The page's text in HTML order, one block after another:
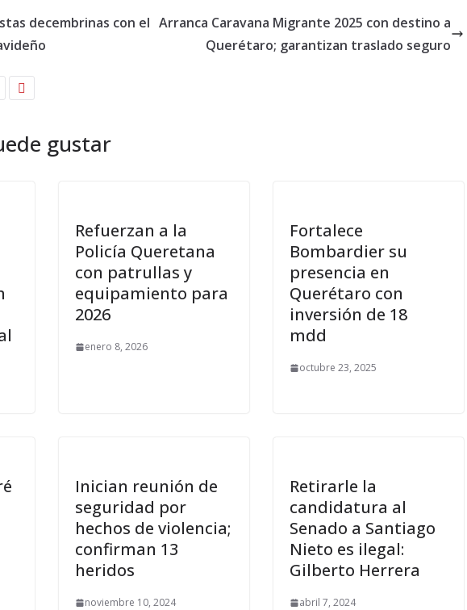
decembrinas con el Arranca Caravana Migrante 2025 con destino a
Querétaro; garantizan traslado seguro
gustar
Refuerzan a la
Policía Queretana
con patrullas y
equipamiento para
2026
enero 8, 2026
Fortalece
Bombardier su
presencia en
Querétaro con
inversión de 18
mdd
octubre 23, 2025
Inician reunión de
seguridad por
hechos de violencia;
confirman 13
heridos
noviembre 10, 2024
Retirarle la
candidatura al
Senado a Santiago
Nieto es ilegal:
Gilberto Herrera
abril 7, 2024